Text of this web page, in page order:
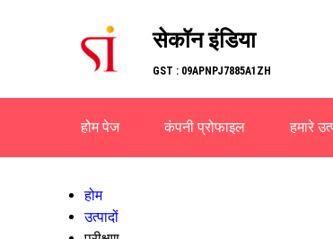
सेकॉन इंडिया
GST : 09APNPJ7885A1ZH
होम पेज कंपनी प्रोफाइल हमारे
होम
उत्पादों